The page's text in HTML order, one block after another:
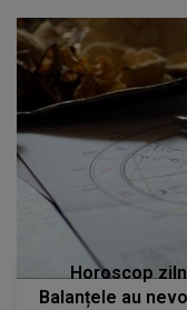
Horoscop
Balanțele au